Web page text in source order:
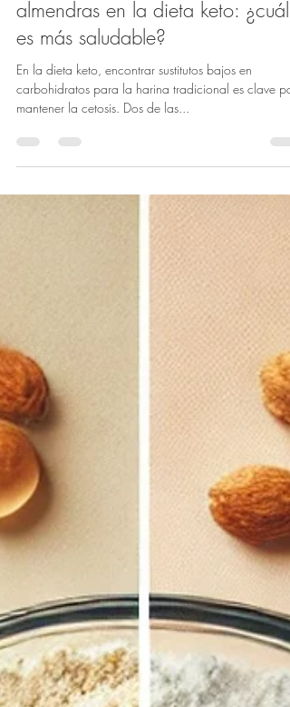
Información
Harina de linaza vs. harina de
almendras en la dieta keto: ¿cuál
es más saludable?
carbohidratos para la harina tradicional es clave
mantener la cetosis. Dos de las...